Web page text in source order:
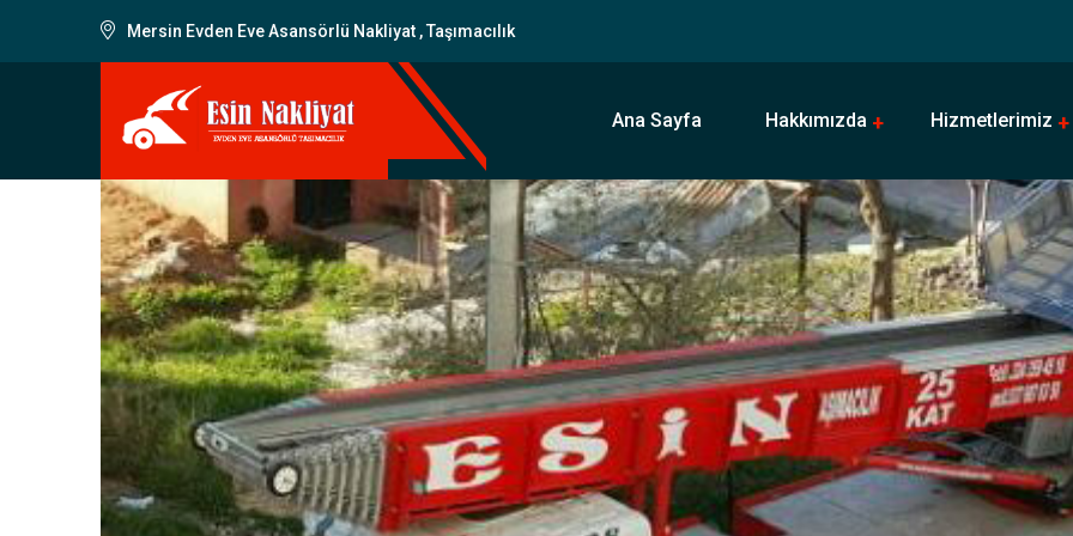
Mersin Evden Eve Asansörlü Nakliyat , Taşımacılık
Ana Sayfa Hakkımızda Hizmetlerimiz